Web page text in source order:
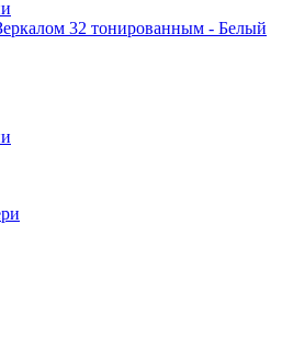
32 тонированным - Белый